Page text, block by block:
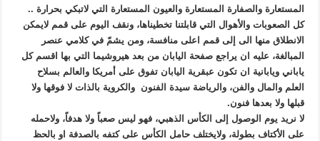
المستعارة والصفارة المستعارة والعيون المستعارة التي لاتبكي بحرارة ..
كل الصعوبات والأهوال التي قابلتنا تخطيناها، ونقف اليوم على قمم لايمكن
الانطلاق منها الى إلى قمم اعلى منافسة، ومن يشمّ في كلامي عنصر
المبالغة، عليه ان يراجع صفحة اليابان من بعد هيروشيما التي بها اقسم كل
ياباني ويابانية ان تكون عبقرية اليابان تفوق على أمريكا والعالم بسلاح
العلم والمال والفن، والرياضة سيدة الفنون والكروية بالذات لا فوقها ولا
قبلها ولا بعدها فنون.
لا نريد يوم الوصول إلى الكأس الذهبي، فهو ليس صعباً ولا هدفاً، ولاحمله
على الأكتاف بطولة، ولايختلف حامل الكأس على كتفه بالصدفة او بالحظ